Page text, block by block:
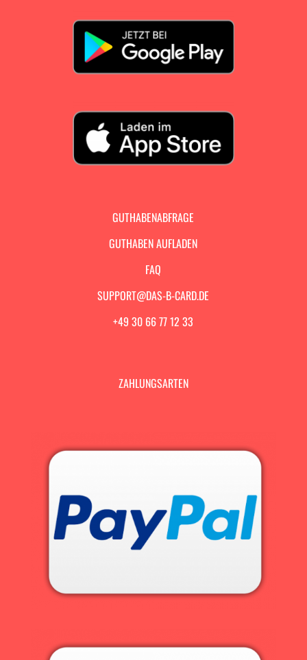
GUTHABENABFRAGE
GUTHABEN AUFLADEN
FAQ
SUPPORT@DAS-B-CARD.DE
+49 30 66 77 12 33
ZAHLUNGSARTEN